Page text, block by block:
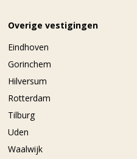
Overige vestigingen
Eindhoven
Gorinchem
Hilversum
Rotterdam
Tilburg
Uden
Waalwijk